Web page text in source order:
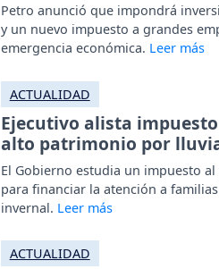
Petro anunció que impondrá
y un nuevo impuesto a grandes
emergencia económica.
ACTUALIDAD
Ejecutivo alista
alto patrimonio por
El Gobierno estudia un impuesto
para financiar la atención a
invernal.
ACTUALIDAD